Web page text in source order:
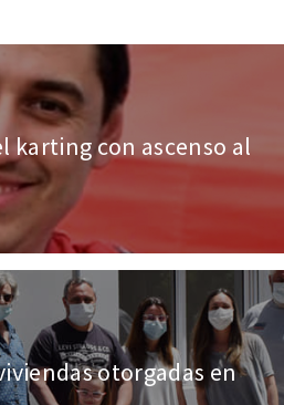
karting con ascenso al
otorgadas en